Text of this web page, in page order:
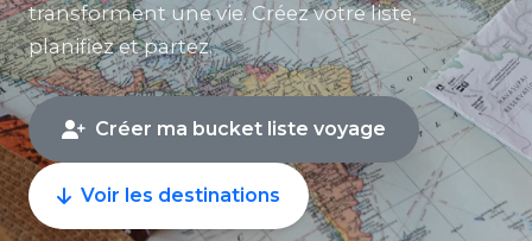
transforment une vie. Créez votre liste,
planifiez et partez.
Créer ma bucket liste voyage
Voir les destinations